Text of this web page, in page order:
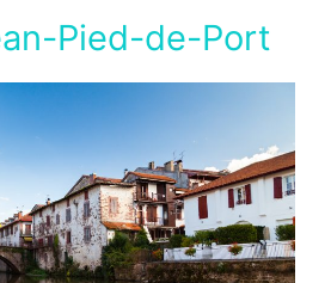
Pied-de-Port